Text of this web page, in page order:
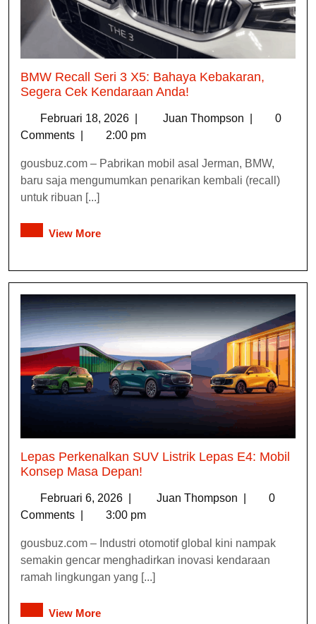
BMW Recall Seri 3 X5: Bahaya Kebakaran,
Segera Cek Kendaraan Anda!
Februari 18, 2026 Juan Thompson
0
Comments
2:00 pm
gousbuz.com – Pabrikan mobil asal Jerman, BMW,
baru saja mengumumkan penarikan kembali (recall)
untuk ribuan [...]
View More
Lepas Perkenalkan SUV Listrik Lepas E4: Mobil
Konsep Masa Depan!
Februari 6, 2026 Juan Thompson
0
Comments
3:00 pm
gousbuz.com – Industri otomotif global kini nampak
semakin gencar menghadirkan inovasi kendaraan
ramah lingkungan yang [...]
View More